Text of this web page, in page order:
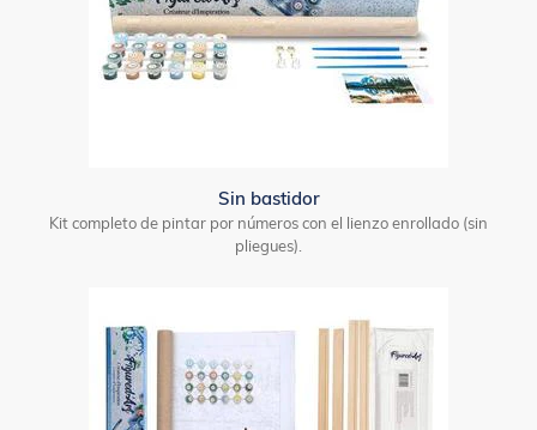
Sin bastidor
Kit completo de pintar por números con el lienzo enrollado (sin
pliegues).